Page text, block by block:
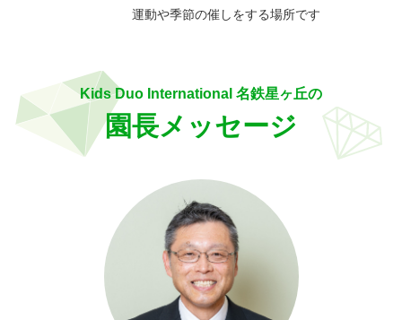
運動や季節の催しをする場所です
Kids Duo International 名鉄星ヶ丘の
園長メッセージ